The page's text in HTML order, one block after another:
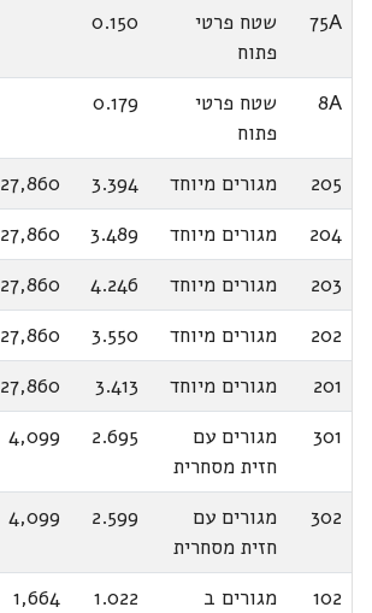
75A
שטח פרטי
פתוח
0.150
8A
שטח פרטי
פתוח
0.179
205 מגורים מיוחד 3.394
27,860
204
מגורים מיוחד 3.489
27,860
203
מגורים מיוחד 4.246
27,860
202
מגורים מיוחד 3.550
27,860
201
מגורים מיוחד 3.413
27,860
301
מגורים עם
חזית מסחרית
2.695
4,099
302
מגורים עם
חזית מסחרית
2.599
4,099
102
מגורים ב
1.022
1,664